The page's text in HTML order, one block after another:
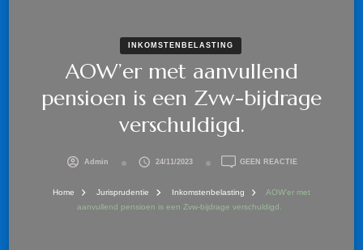
INKOMSTENBELASTING
AOW’er met aanvullend
pensioen is een Zvw-bijdrage
verschuldigd.
Admin 24/11/2023 GEEN REACTIEOP
AANVULLEND
Home Jurisprudentie Inkomstenbelasting
AOW’er met
aanvullend pensioen is een Zvw-bijdrage verschuldigd.